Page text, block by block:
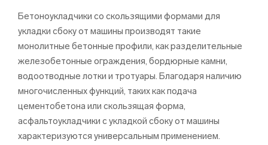
Бетоноукладчики со скользящими формами для
укладки сбоку от машины производят такие
монолитные бетонные профили, как разделительные
железобетонные ограждения, бордюрные камни,
водоотводные лотки и тротуары. Благодаря наличию
многочисленных функций, таких как подача
цементобетона или скользящая форма,
асфальтоукладчики с укладкой сбоку от машины
характеризуются универсальным применением.